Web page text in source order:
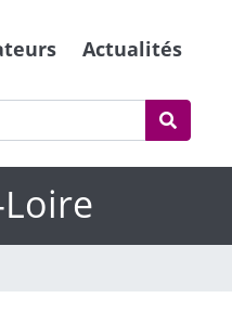
Actualités